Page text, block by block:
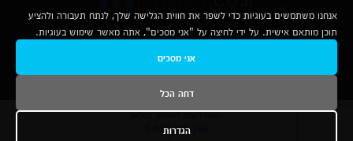
© כל הזכויות שמורות לחברת נרד אונליין בע"מ | מכללות|
נשמח לעמוד לשירותך בטלפון
1-800-780-760
אנחנו משתמשים בעוגיות כדי לשפר את חווית הגלישה שלך, לנתח תעבורה ולהציע
תוכן מותאם אישית. על ידי לחיצה על "אני מסכים", אתה מאשר שימוש בעוגיות.
אני מסכים
דחה הכל
הגדרות